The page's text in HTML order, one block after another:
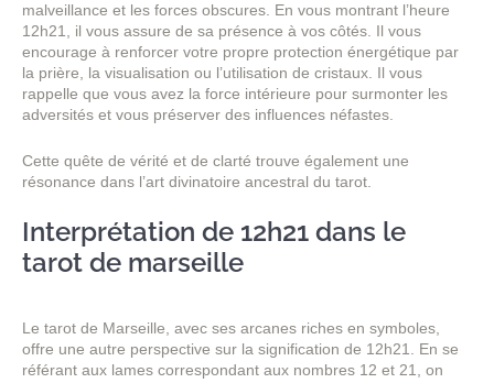
malveillance et les forces obscures. En vous montrant l’heure
12h21, il vous assure de sa présence à vos côtés. Il vous
encourage à renforcer votre propre protection énergétique par
la prière, la visualisation ou l’utilisation de cristaux. Il vous
rappelle que vous avez la force intérieure pour surmonter les
adversités et vous préserver des influences néfastes.
Cette quête de vérité et de clarté trouve également une
résonance dans l’art divinatoire ancestral du tarot.
Interprétation de 12h21 dans le
tarot de marseille
Le tarot de Marseille, avec ses arcanes riches en symboles,
offre une autre perspective sur la signification de 12h21. En se
référant aux lames correspondant aux nombres 12 et 21, on